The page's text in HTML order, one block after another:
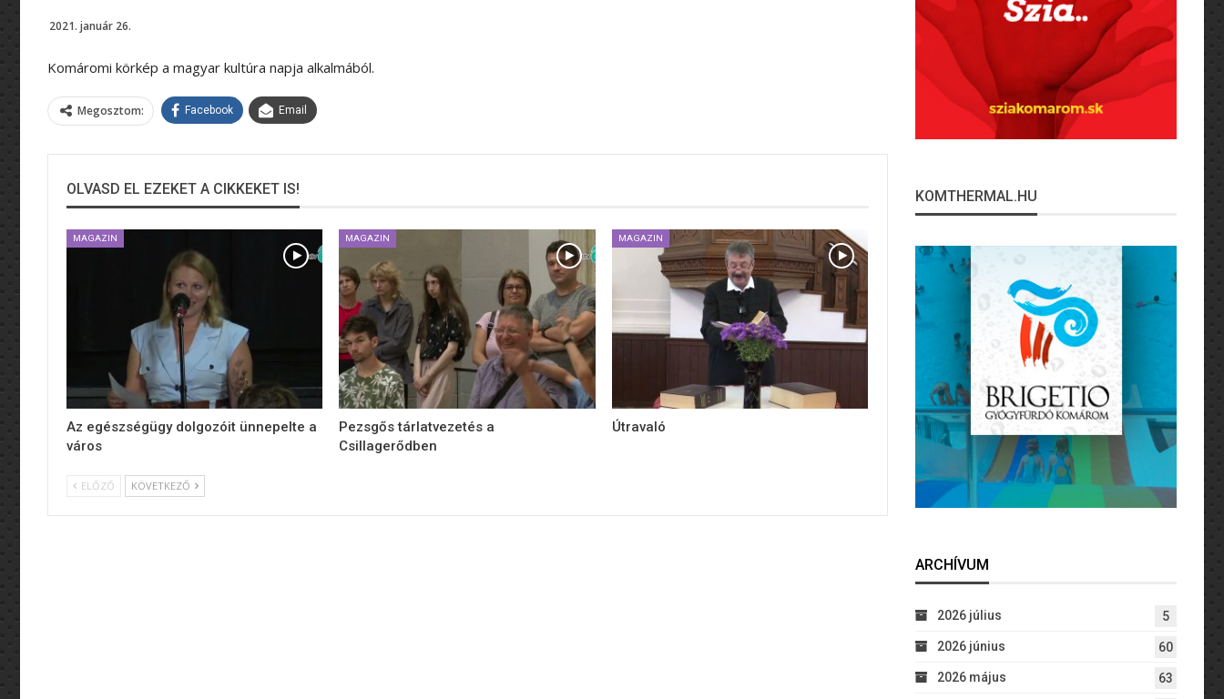
2021. január 26.
Komáromi körkép a magyar kultúra napja alkalmából.
Megosztom: Facebook Email
OLVASD EL EZEKET A CIKKEKET IS!
MAGAZIN
Az egészségügy dolgozóit ünnepelte a
város
MAGAZIN
Pezsgős tárlatvezetés a
Csillagerődben
MAGAZIN
Útravaló
ELŐZŐ KÖVETKEZŐ
KOMTHERMAL.HU
ARCHÍVUM
2026 július 5
2026 június 60
2026 május 63